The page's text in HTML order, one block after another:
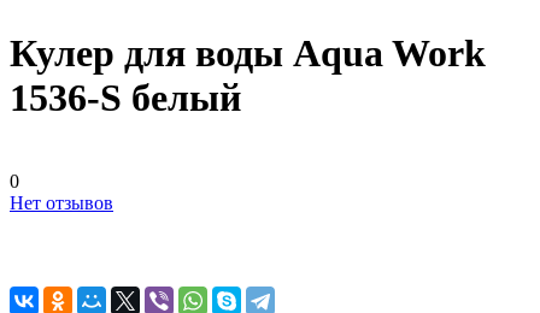
Кулер для воды Aqua Work
1536-S белый
0
Нет отзывов